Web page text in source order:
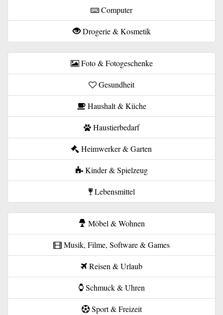
Computer
Drogerie & Kosmetik
Foto & Fotogeschenke
Gesundheit
Haushalt & Küche
Haustierbedarf
Heimwerker & Garten
Kinder & Spielzeug
Lebensmittel
Möbel & Wohnen
Musik, Filme, Software & Games
Reisen & Urlaub
Schmuck & Uhren
Sport & Freizeit